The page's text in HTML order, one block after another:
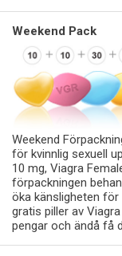
Weekend Pack
Weekend
för kvinnlig sexuell
10 mg, Viagra
förpackningen
öka känsligheten
gratis piller av
pengar och ändå få